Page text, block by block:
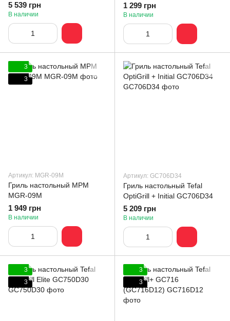
5 539 грн
В наличии
1 299 грн
В наличии
3
3
Артикул: MGR-09M
Гриль настольный MPM
MGR-09M
1 949 грн
В наличии
Артикул: GC706D34
Гриль настольный Tefal
OptiGrill + Initial GC706D34
5 209 грн
В наличии
3
3
3
3